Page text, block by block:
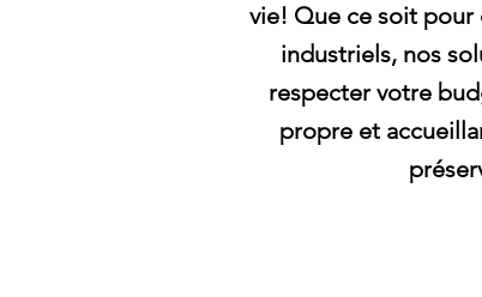
vie! Que ce soit pour
industriels, nos
respecter votre
propre et